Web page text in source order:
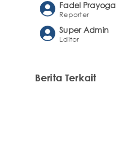
Fadel Prayoga
Reporter
Super Admin
Editor
Berita Terkait